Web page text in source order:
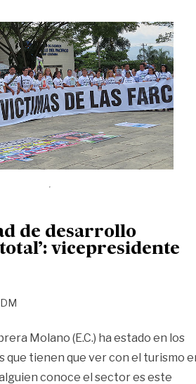
de desarrollo
vicepresidente
Molano (E.C.) ha estado en los
que tienen que ver con el turismo
conoce el sector es este